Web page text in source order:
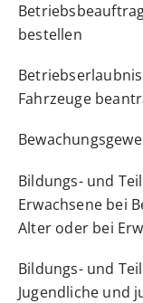
bestellen
Fahrzeuge
Bildungs- und
Erwachsene bei
Alter oder bei
Bildungs- und
Jugendliche und